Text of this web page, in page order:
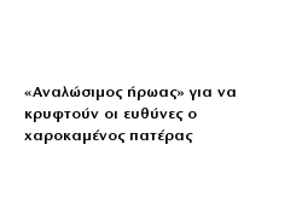
«Aναλώσιμος ήρωας» για να
κρυφτούν οι ευθύνες ο
χαροκαμένος πατέρας